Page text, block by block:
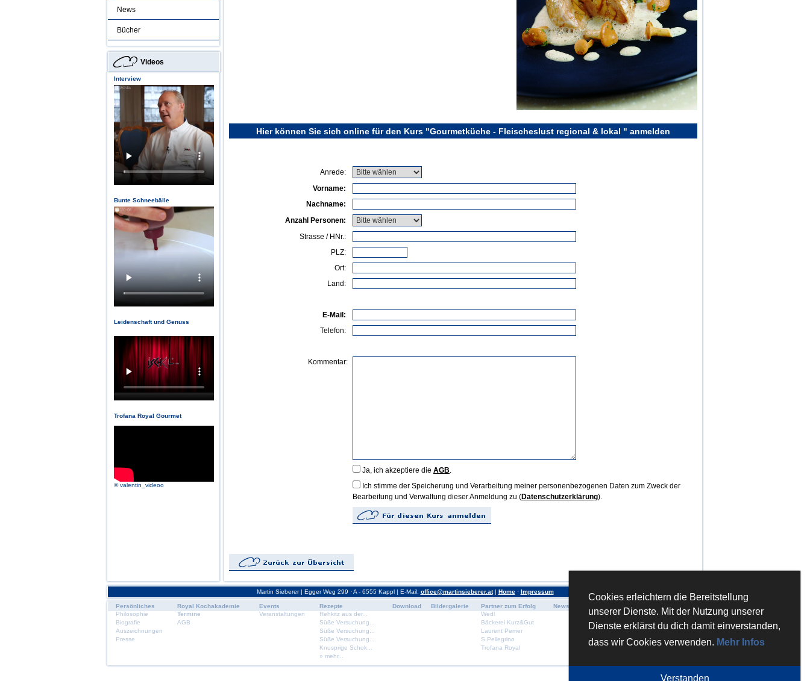
Cookies erleichtern die Bereitstellung
unserer Dienste. Mit der Nutzung unserer
Dienste erklärst du dich damit einverstanden,
dass wir Cookies verwenden. Mehr Infos
Verstanden
News
Bücher
Videos
Interview
Bunte Schneebälle
Leidenschaft und Genuss
Trofana Royal Gourmet
© valentin_videoo
Hier können Sie sich online für den Kurs "Gourmetküche - Fleischeslust regional & lokal " anmelden
Anrede:
Vorname:
Nachname:
Anzahl Personen:
Strasse / HNr.:
PLZ:
Ort:
Land:
E-Mail:
Telefon:
Kommentar:
Ja, ich akzeptiere die AGB.
Ich stimme der Speicherung und Verarbeitung meiner personenbezogenen Daten zum Zweck der
Bearbeitung und Verwaltung dieser Anmeldung zu (Datenschutzerklärung).
Martin Sieberer | Egger Weg 299 · A - 6555 Kappl | E-Mail: office@martinsieberer.at| Home· Impressum
Persönliches
Philosophie
Biografie
Auszeichnungen
Presse
Royal Kochakademie
Termine
AGB
Events
Veranstaltungen
Rezepte
Rehkitz aus der...
Süße Versuchung...
Süße Versuchung...
Süße Versuchung...
Knusprige Schok...
» mehr...
Download Bildergalerie
Partner zum Erfolg
Wedl
Bäckerei Kurz&Gut
Laurent Perrier
S.Pellegrino
Trofana Royal
News
Paznauner Küche...
Paznaun Kitchen...
Von süßen Sinnen
Von allen Sinne...
Von Sieben Sinnen
Kontakt
Impressum
Datenschutz